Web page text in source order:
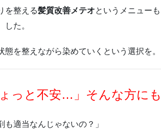
を整える髪質改善メテオというメニュー
した。
を整えながら染めていくという選択を。
っと不安…」そんな方にも
も適当なんじゃないの？」